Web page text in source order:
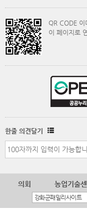
QR CODE 이
이 페이지로
한줄 의견달기
의회 농업기술